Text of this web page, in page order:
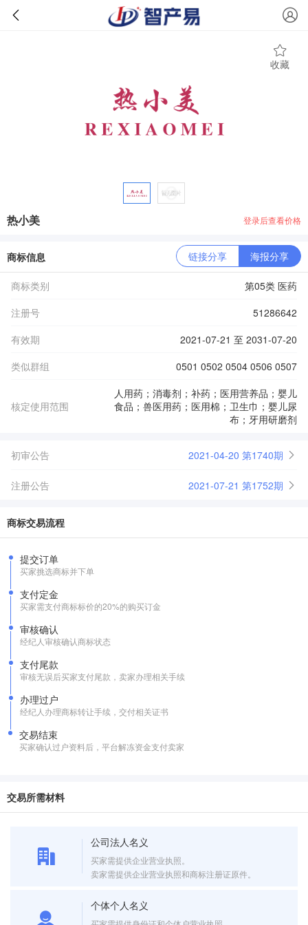
收藏
热小美 登录后查看价格
商标信息 链接分享 海报分享
商标类别
第05类 医药
注册号
51286642
有效期
2021-07-21 至 2031-07-20
类似群组
0501 0502 0504 0506 0507
核定使用范围
人用药；消毒剂；补药；医用营养品；婴儿
食品；兽医用药；医用棉；卫生巾；婴儿尿
布；牙用研磨剂
初审公告 2021-04-20 第1740期
注册公告 2021-07-21 第1752期
商标交易流程
提交订单
买家挑选商标并下单
支付定金
买家需支付商标标价的20%的购买订金
审核确认
经纪人审核确认商标状态
支付尾款
审核无误后买家支付尾款，卖家办理相关手续
办理过户
经纪人办理商标转让手续，交付相关证书
交易结束
买家确认过户资料后，平台解冻资金支付卖家
交易所需材料
公司法人名义
买家需提供企业营业执照。
卖家需提供企业营业执照和商标注册证原件。
个体个人名义